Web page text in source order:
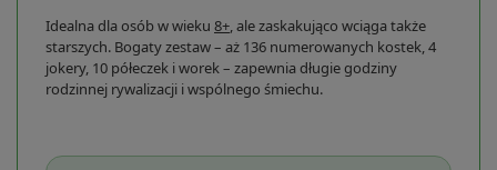
Idealna dla osób w wieku 8+, ale zaskakująco wciąga także
starszych. Bogaty zestaw – aż 136 numerowanych kostek, 4
jokery, 10 półeczek i worek – zapewnia długie godziny
rodzinnej rywalizacji i wspólnego śmiechu.